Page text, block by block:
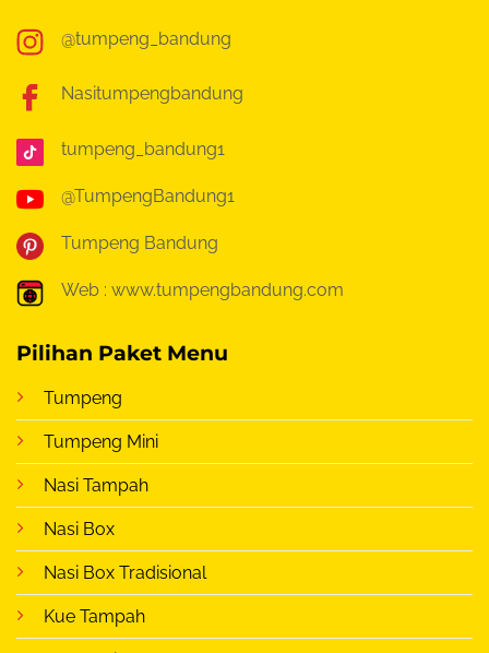
@tumpeng_bandung
Nasitumpengbandung
tumpeng_bandung1
@TumpengBandung1
Tumpeng Bandung
Web : www.tumpengbandung.com
Pilihan Paket Menu
Tumpeng
Tumpeng Mini
Nasi Tampah
Nasi Box
Nasi Box Tradisional
Kue Tampah